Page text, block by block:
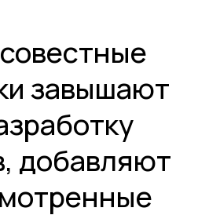
завышают
добавляют